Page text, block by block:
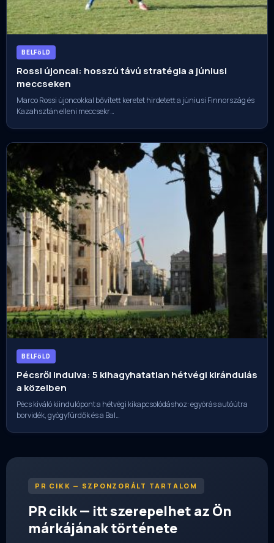
BELFöLD
Rossi újoncai: hosszú távú stratégia a júniusi
meccseken
Marco Rossi újoncokkal bővített keretet hirdetett a júniusi Finnország és
Kazahsztán elleni meccsekr…
BELFöLD
Pécsről indulva: 5 kihagyhatatlan hétvégi kirándulás
a közelben
Pécs kiváló kiindulópont a hétvégi kikapcsolódáshoz: egyórás autóútra
borvidék, gyógyfürdők és a Bal…
PR CIKK — SZPONZORÁLT TARTALOM
PR cikk — itt szerepelhet az Ön
márkájának története